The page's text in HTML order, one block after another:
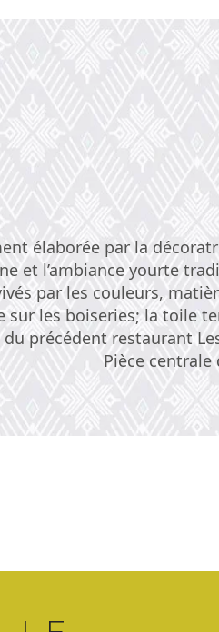
élaborée par la
et l’ambiance yourte
par les couleurs,
sur les boiseries; la toile
précédent restaurant
Pièce centrale